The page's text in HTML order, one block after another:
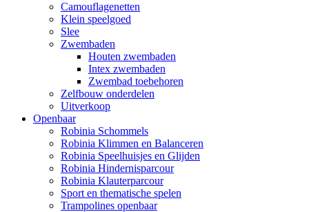
Camouflagenetten
Klein speelgoed
Slee
Zwembaden
Houten zwembaden
Intex zwembaden
Zwembad toebehoren
Zelfbouw onderdelen
Uitverkoop
Openbaar
Robinia Schommels
Robinia Klimmen en Balanceren
Robinia Speelhuisjes en Glijden
Robinia Hindernisparcour
Robinia Klauterparcour
Sport en thematische spelen
Trampolines openbaar